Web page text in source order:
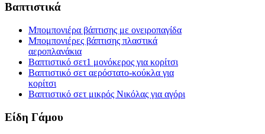
Βαπτιστικά
Μπομπονιέρα βάπτισης με ονειροπαγίδα
Μπομπονιέρες βάπτισης πλαστικά
αεροπλανάκια
Βαπτιστικό σετ1 μονόκερος για κορίτσι
Βαπτιστικό σετ αερόστατο-κούκλα για
κορίτσι
Βαπτιστικό σετ μικρός Νικόλας για αγόρι
Είδη Γάμου